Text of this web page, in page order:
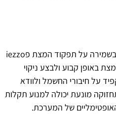
תחזוקה מונעת היא חלק חשוב בשמירה על תפקוד המצת פiezzo
באופן קבוע ולבצע ניקוי
על חיבורי החשמל ולוודא
מונעת יכולה למנוע תקלות
של המערכת.